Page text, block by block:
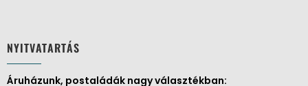
NYITVATARTÁS
Áruházunk, postaládák nagy választékban: